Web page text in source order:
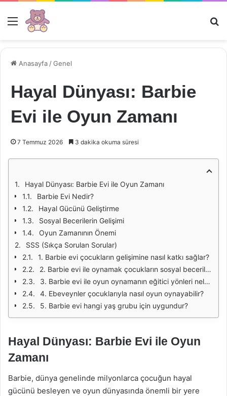
Menü
Anasayfa /Genel
Hayal Dünyası: Barbie
Evi ile Oyun Zamanı
7 Temmuz 2026 3 dakika okuma süresi
Hayal Dünyası: Barbie Evi ile Oyun Zamanı
Barbie Evi Nedir?
Hayal Gücünü Geliştirme
Sosyal Becerilerin Gelişimi
Oyun Zamanının Önemi
SSS (Sıkça Sorulan Sorular)
1. Barbie evi çocukların gelişimine nasıl katkı sağlar?
2. Barbie evi ile oynamak çocukların sosyal becerilerini nasıl etkiler?
3. Barbie evi ile oyun oynamanın eğitici yönleri nelerdir?
4. Ebeveynler çocuklarıyla nasıl oyun oynayabilir?
5. Barbie evi hangi yaş grubu için uygundur?
Hayal Dünyası: Barbie Evi ile Oyun
Zamanı
Barbie, dünya genelinde milyonlarca çocuğun hayal
gücünü besleyen ve oyun dünyasında önemli bir yere